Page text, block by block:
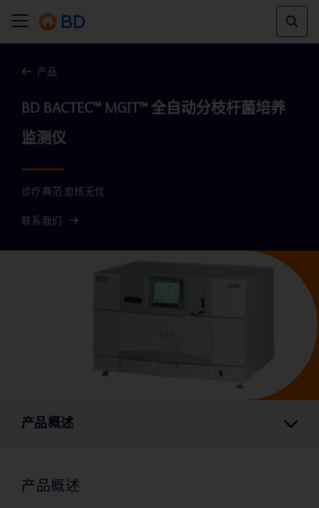
产品
BD BACTEC™ MGIT™ 全自动分枝杆菌培养
诊疗典范 愈核无忧
联系我们
产品概述
产品概述